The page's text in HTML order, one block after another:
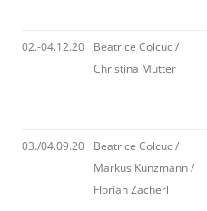
02.-04.12.20
Beatrice Colcuc /
Christina Mutter
03./04.09.20
Beatrice Colcuc /
Markus Kunzmann /
Florian Zacherl